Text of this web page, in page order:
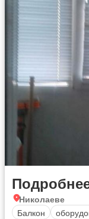
Николаеве
Балкон